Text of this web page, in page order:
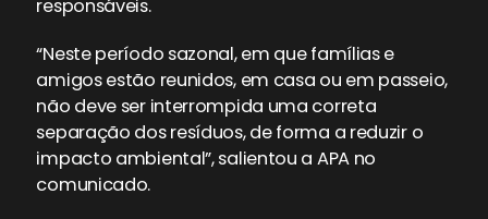
responsáveis.
“Neste período sazonal, em que famílias e
amigos estão reunidos, em casa ou em passeio,
não deve ser interrompida uma correta
separação dos resíduos, de forma a reduzir o
impacto ambiental”, salientou a APA no
comunicado.